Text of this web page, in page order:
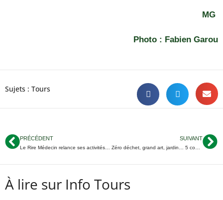
MG
Photo : Fabien Garou
Sujets : Tours
PRÉCÉDENT SUIVANT
Zéro déchet, grand art, jardin… 5 coups de
À lire sur Info Tours